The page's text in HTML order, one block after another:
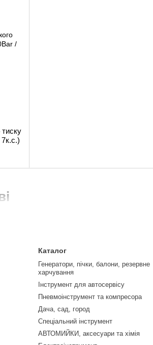
Каталог
Генератори, пічки, балони, резервне
харчування
Інструмент для автосервісу
Пневмоінструмент та компресора
Дача, сад, город
Спеціальний інструмент
АВТОМИЙКИ, аксесуари та хімія